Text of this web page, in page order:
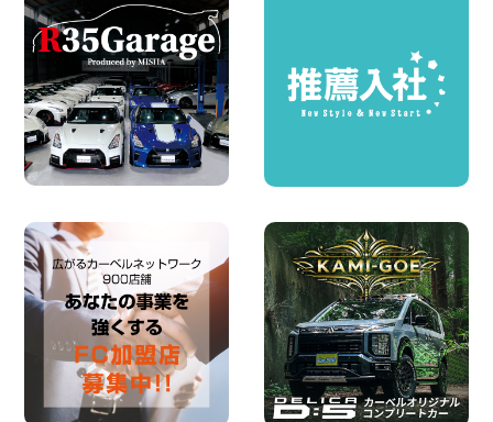
圧倒的な存在感!【トヨタ・メガクルーザ
ー】を体感できるチャンスです! 千葉県
千葉北店
100円レンタカー 千葉北
2026年08月03日
★五所川原の夏を100円レンタカーで満
喫しよう!★ 青森県 五所川原店